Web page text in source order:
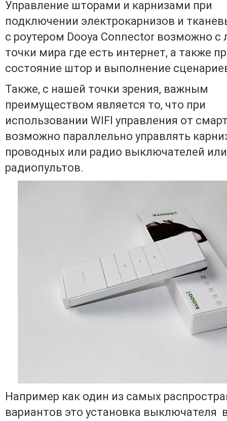
Управление шторами и карнизами при
подключении электрокарнизов и
с роутером Dooya Connector возможно с
точки мира где есть интернет, а также
состояние штор и выполнение
Также, с нашей точки зрения, важным
преимуществом является то, что при
использовании WIFI управления от
возможно параллельно управлять
проводных или радио выключателей или
радиопультов.
Например как один из самых
вариантов это установка выключателя